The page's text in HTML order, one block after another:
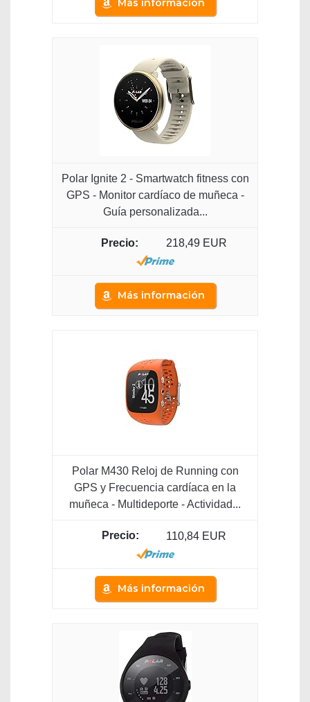
Más información
Polar Ignite 2 - Smartwatch fitness con
GPS - Monitor cardíaco de muñeca -
Guía personalizada...
218,49 EUR
Más información
Polar M430 Reloj de Running con
GPS y Frecuencia cardíaca en la
muñeca - Multideporte - Actividad...
110,84 EUR
Más información